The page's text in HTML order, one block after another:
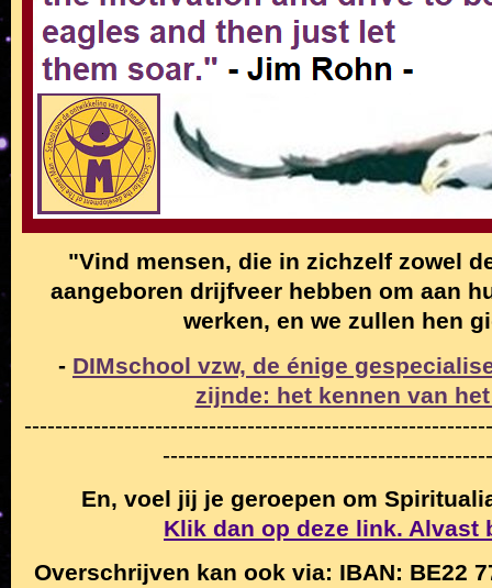
"Vind mensen, die in zichzelf zowel
aangeboren drijfveer hebben om aan
werken, en we zullen hen
- DIMschool vzw, de énige
zijnde: het kennen van
En, voel jij je geroepen om
Klik dan op deze link. Alvast
Overschrijven kan ook via: IBAN: BE22